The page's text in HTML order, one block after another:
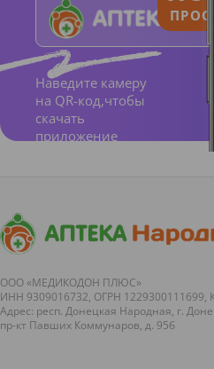
Состав
:сахар,
декстро
цветков
гибиск
уса,
экстрак
т
Наведите камеру
на QR-код,чтобы
скачать
приложение
ООО «МЕДИКОДОН ПЛЮС»
ИНН 9309016732, ОГРН 1229300111699,
Адрес: респ. Донецкая Народная, г.
пр-кт Павших Коммунаров, д. 95б